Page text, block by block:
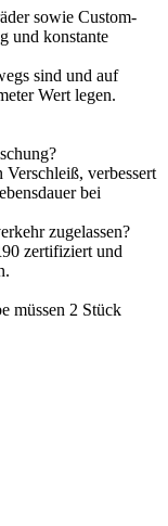
sowie Custom-
und konstante
sind und auf
Wert legen.
verbessert
bei
zugelassen?
zertifiziert und
müssen 2 Stück